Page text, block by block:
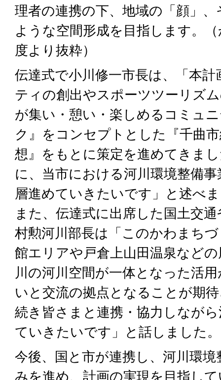
理者の連携の下、地域の「顔」
ような空間形成を目指します。
度より抜粋）
伝達式で小川修一市長は、「本
ティの創出やスポーツツーリズ
が集い・憩い・楽しめるコミュ
ク』をコンセプトとした『千曲
想』をもとに策定を進めてきま
に、当市における河川環境整備
層進めていきたいです」と述べ
また、伝達式に出席した国土交
村勲河川部長は「このかわまち
館エリアや戸倉上山田温泉など
川の河川空間が一体となった活
いと交流の拠点となることが期
続き皆さまと連携・協力しなが
ていきたいです」と話しました。
今後、国と市が連携し、河川環
みを進め、計画の実現を目指し